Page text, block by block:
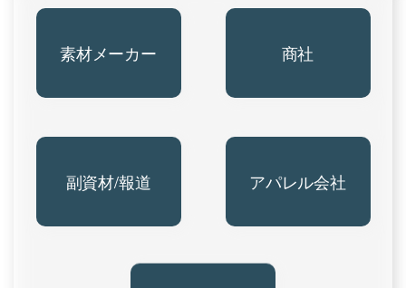
素材メーカー 商社
副資材/報道 アパレル会社